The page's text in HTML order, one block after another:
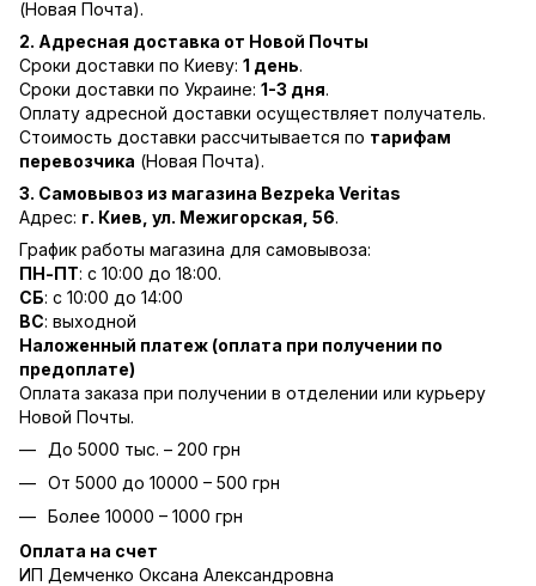
(Новая Почта).
2. Адресная доставка от Новой Почты
Сроки доставки по Киеву: 1 день.
Сроки доставки по Украине: 1-3 дня.
Оплату адресной доставки осуществляет получатель.
Стоимость доставки рассчитывается по тарифам
перевозчика (Новая Почта).
3. Самовывоз из магазина Bezpeka Veritas
Адрес: г. Киев, ул. Межигорская, 56.
График работы магазина для самовывоза:
ПН-ПТ: с 10:00 до 18:00.
СБ: с 10:00 до 14:00
ВС: выходной
Наложенный платеж (оплата при получении по
предоплате)
Оплата заказа при получении в отделении или курьеру
Новой Почты.
До 5000 тыс. – 200 грн
От 5000 до 10000 – 500 грн
Более 10000 – 1000 грн
Оплата на счет
ИП Демченко Оксана Александровна